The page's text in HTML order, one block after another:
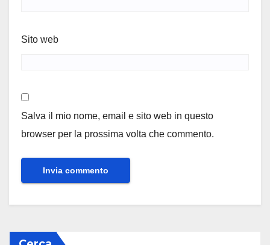
Sito web
Salva il mio nome, email e sito web in questo
browser per la prossima volta che commento.